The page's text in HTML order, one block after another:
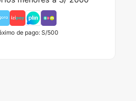
de pago: S/500